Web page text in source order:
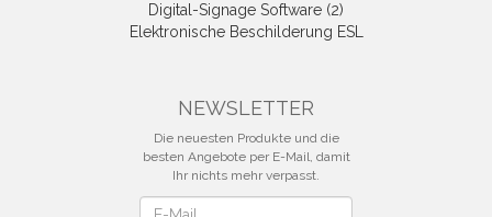
Digital-Signage Software (2)
Elektronische Beschilderung ESL
NEWSLETTER
Die neuesten Produkte und die
besten Angebote per E-Mail, damit
Ihr nichts mehr verpasst.